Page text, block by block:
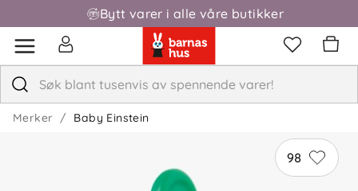
Bytt varer i alle våre butikker
Fri frakt over 1000,-
Merker Baby Einstein
98